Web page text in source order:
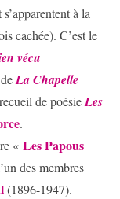
à la
cachée). C’est le
vécu
La Chapelle
de poésieLes
.
« Les Papous
des membres
(1896-1947).